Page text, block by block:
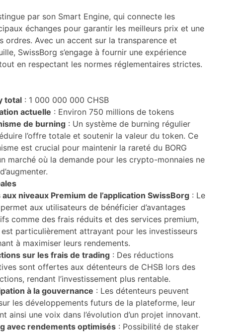
par son Smart Engine, qui connecte les
échanges pour garantir les meilleurs prix et une
ordres. Avec un accent sur la transparence et
SwissBorg s’engage à fournir une expérience
en respectant les normes réglementaires strictes.
total : 1 000 000 000 CHSB
actuelle : Environ 750 millions de tokens
de burning : Un système de burning régulier
l’offre totale et soutenir la valeur du token. Ce
est crucial pour maintenir la rareté du BORG
marché où la demande pour les crypto-monnaies ne
niveaux Premium de l’application SwissBorg : Le
aux utilisateurs de bénéficier d’avantages
comme des frais réduits et des services premium,
particulièrement attrayant pour les investisseurs
à maximiser leurs rendements.
sur les frais de trading : Des réductions
sont offertes aux détenteurs de CHSB lors des
rendant l’investissement plus rentable.
à la gouvernance : Les détenteurs peuvent
les développements futurs de la plateforme, leur
ainsi une voix dans l’évolution d’un projet innovant.
avec rendements optimisés : Possibilité de staker